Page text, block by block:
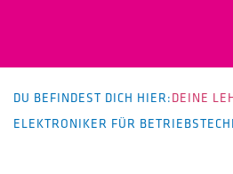
DU BEFINDEST DICH HIER:DEINE
ELEKTRONIKER FÜR